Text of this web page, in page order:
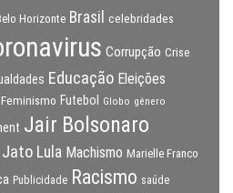
Horizonte Brasil celebridades
Corrupção Crise
Educação Eleições
Feminismo Futebol Globo gênero
Jair Bolsonaro
Jato Lula Machismo Marielle Franco
Publicidade Racismo saúde